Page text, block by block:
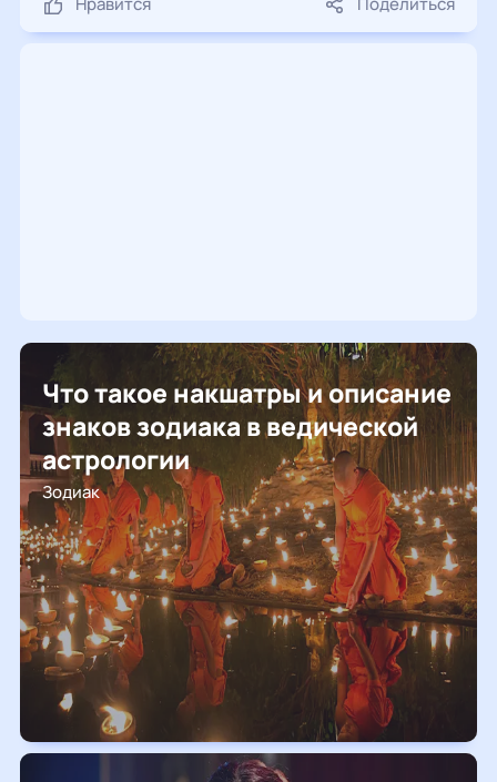
Что такое накшатры и описание
знаков зодиака в ведической
астрологии
Зодиак